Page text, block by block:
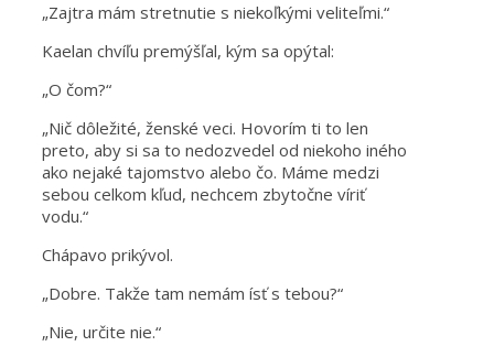
„Zajtra mám stretnutie s niekoľkými veliteľmi.“
Kaelan chvíľu premýšľal, kým sa opýtal:
„O čom?“
„Nič dôležité, ženské veci. Hovorím ti to len
preto, aby si sa to nedozvedel od niekoho iného
ako nejaké tajomstvo alebo čo. Máme medzi
sebou celkom kľud, nechcem zbytočne víriť
vodu.“
Chápavo prikývol.
„Dobre. Takže tam nemám ísť s tebou?“
„Nie, určite nie.“